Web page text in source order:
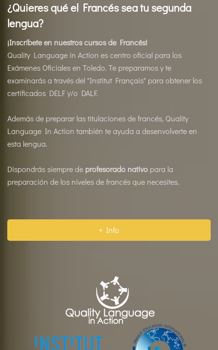
¿Quieres qué el Francés sea tu segunda
lengua?
¡Inscríbete en nuestros cursos de Francés!
Quality Language in Action es centro oficial para los
Exámenes Oficiales en Toledo. Te preparamos y te
examinarás a través del "Institut Français" para obtener los
certificados DELF y/o DALF.
Además de preparar las titulaciones de francés, Quality
Language In Action también te ayuda a desenvolverte en
esta lengua.
Dispondrás siempre de profesorado nativo para la
preparación de los niveles de francés que necesites.
+ Info